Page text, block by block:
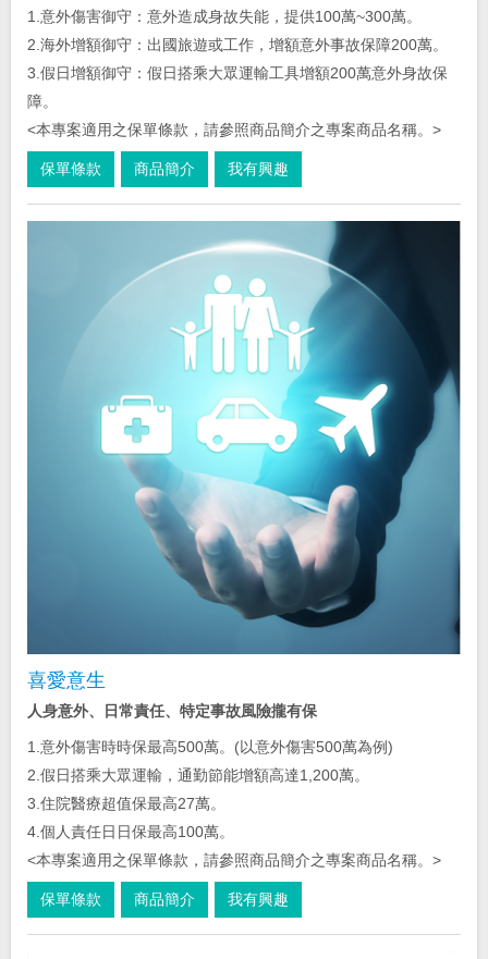
1.意外傷害御守：意外造成身故失能，提供100萬~300萬。
2.海外增額御守：出國旅遊或工作，增額意外事故保障200萬。
3.假日增額御守：假日搭乘大眾運輸工具增額200萬意外身故保
障。
<本專案適用之保單條款，請參照商品簡介之專案商品名稱。>
保單條款 商品簡介 我有興趣
喜愛意生
人身意外、日常責任、特定事故風險攏有保
1.意外傷害時時保最高500萬。(以意外傷害500萬為例)
2.假日搭乘大眾運輸，通勤節能增額高達1,200萬。
3.住院醫療超值保最高27萬。
4.個人責任日日保最高100萬。
<本專案適用之保單條款，請參照商品簡介之專案商品名稱。>
保單條款 商品簡介 我有興趣